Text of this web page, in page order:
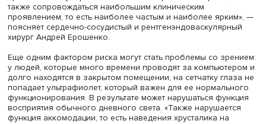
Развивая когнитивные навыки, работу головного
логическое мышление, увлеченные геймеры нередко
под угрозу физическое здоровье. Врачи в первую
офисных работников: головные боли, туннельный
(из-за длительной работы с мышкой возникают боли в
запястье), проблемы с сердцем и давлением, ожирение,
варикоз, геморрой, сколиоз и т.п.